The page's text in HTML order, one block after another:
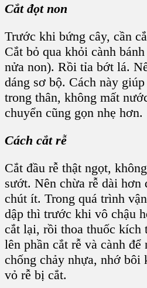
Cắt đọt non
Trước khi bứng cây, cần
Cắt bỏ qua khỏi cành
nửa non). Rồi tỉa bớt lá.
dáng sơ bộ. Cách này
trong thân, không mất
chuyển cũng gọn nhẹ hơn.
Cách cắt rễ
Cắt đầu rễ thật ngọt,
sướt. Nên chừa rễ dài hơn
chút ít. Trong quá trình
dập thì trước khi vô chậu
cắt lại, rồi thoa thuốc kích
lên phần cắt rễ và cành để
chống chảy nhựa, nhớ bôi
vỏ rễ bị cắt.